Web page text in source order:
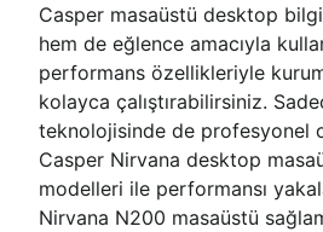
Casper masaüstü desktop
hem de eğlence amacıyla
performans özellikleriyle
kolayca çalıştırabilirsiniz.
teknolojisinde de profesyonel
Casper Nirvana desktop
modelleri ile performansı
Nirvana N200 masaüstü